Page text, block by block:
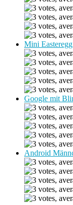
Mini
Google mit
Android